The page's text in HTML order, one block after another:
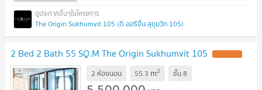
The Origin Sukhumvit 105 (ดิ ออริจิ้น สุขุมวิท 105)
2 Bed 2 Bath 55 SQ.M The Origin Sukhumvit 105
2 ห้องนอน 55.3 m2 ชั้น8